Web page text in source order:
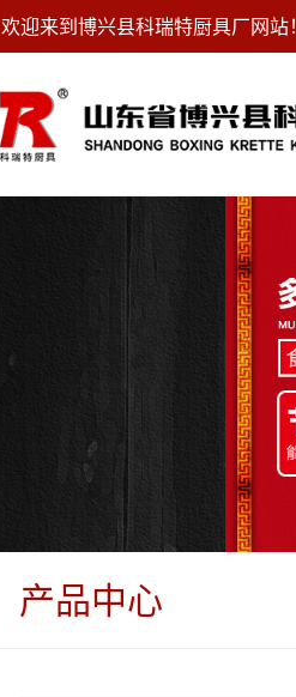
欢迎来到博兴县科瑞特厨具厂网站！
产品中心